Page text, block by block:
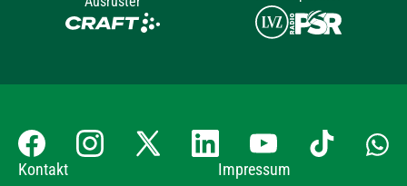
Kontakt Impressum